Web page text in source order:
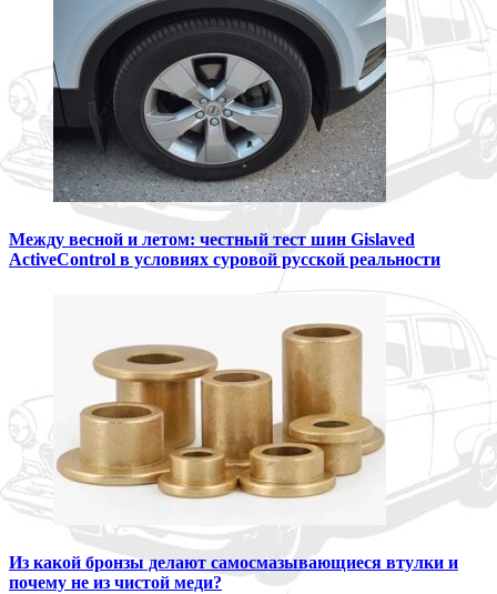
Между весной и летом: честный тест шин Gislaved
ActiveControl в условиях суровой русской реальности
Из какой бронзы делают самосмазывающиеся втулки и
почему не из чистой меди?